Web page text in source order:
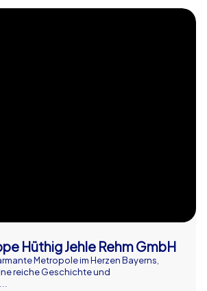
Hüthig Jehle Rehm GmbH
Metropole im Herzen Bayerns,
reiche Geschichte und